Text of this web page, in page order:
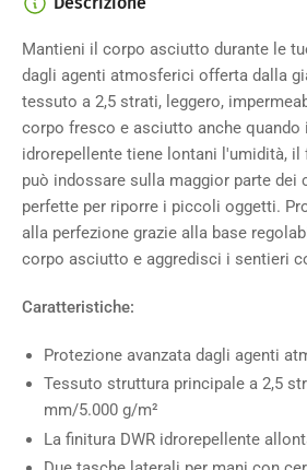
Carica
4
nella
galleria
Carica
immagine
5
nella
Carica
immagine
6
nella
galleria
Mantieni il corpo asciutto durante le
dagli agenti atmosferici offerta dalla
tessuto a 2,5 strati, leggero,
corpo fresco e asciutto anche
idrorepellente tiene lontani l'umidità,
può indossare sulla maggior parte dei
perfette per riporre i piccoli oggetti.
alla perfezione grazie alla base
corpo asciutto e aggredisci i sentieri
Caratteristiche:
Protezione avanzata dagli agenti
Tessuto struttura principale a 2,5
mm/5.000 g/m²
La finitura DWR idrorepellente